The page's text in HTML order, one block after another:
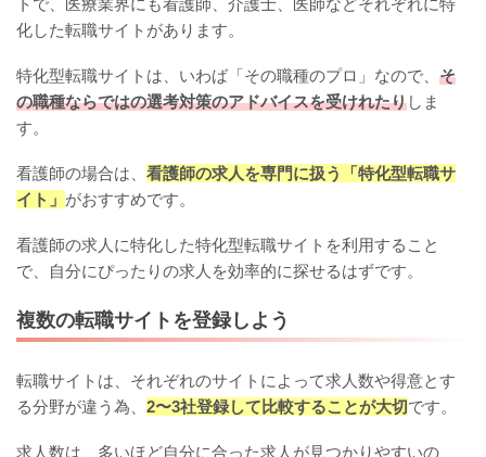
化した転職サイトがあります。
特化型転職サイトは、いわば「その職種のプロ」なので、 そ
の職種ならではの選考対策のアドバイスを受けれたりしま
す。
看護師の場合は、 看護師の求人を専門に扱う「特化型転職サ
イト」 がおすすめです。
看護師の求人に特化した特化型転職サイトを利用すること
で、自分にぴったりの求人を効率的に探せるはずです。
複数の転職サイトを登録しよう
転職サイトは、それぞれのサイトによって求人数や得意とす
る分野が違う為、 2〜3社登録して比較することが大切です。
求人数は、多いほど自分に合った求人が見つかりやすいの